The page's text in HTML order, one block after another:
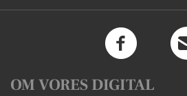
OM VORES DIGITAL